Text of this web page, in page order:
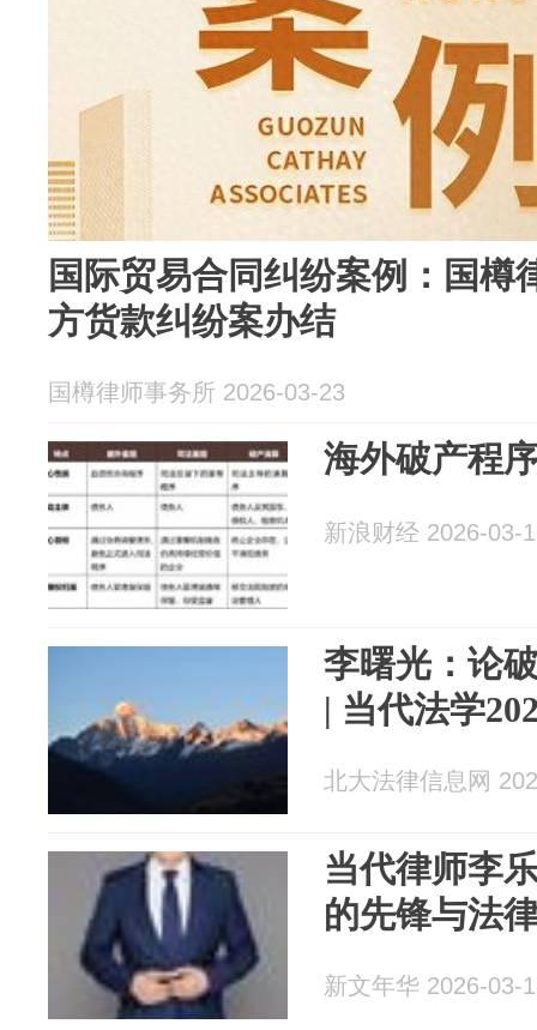
国际贸易合同纠纷案例：国樽
方货款纠纷案办结
国樽律师事务所 2026-03-23
海外破产程
新浪财经 2026-03-
李曙光：论
| 当代法学
北大法律信息网
当代律师李
的先锋与法
新文年华 2026-03-